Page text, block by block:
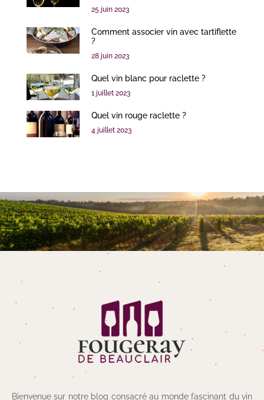
25 juin 2023
Comment associer vin avec tartiflette
?
28 juin 2023
Quel vin blanc pour raclette ?
1 juillet 2023
Quel vin rouge raclette ?
4 juillet 2023
Bienvenue sur notre blog consacré au monde fascinant du vin